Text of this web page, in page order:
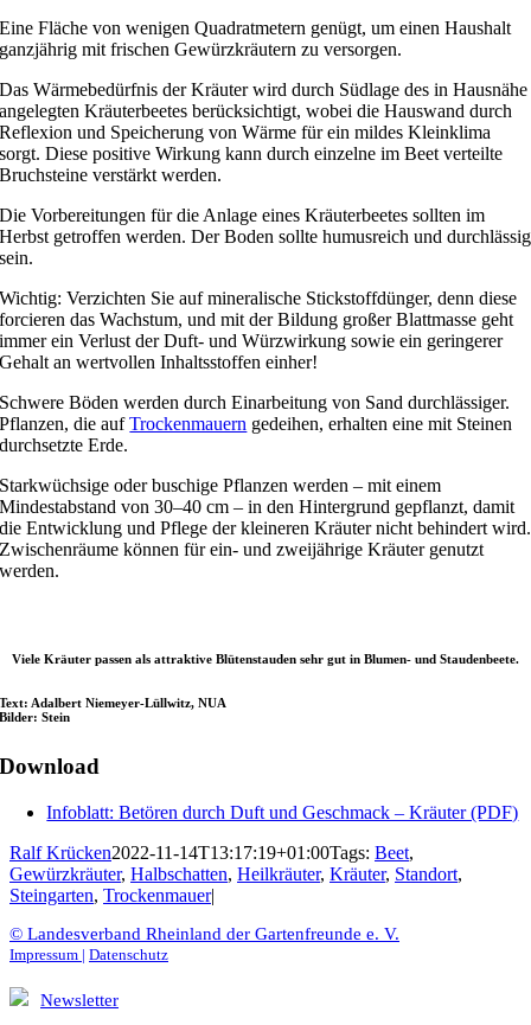
Eine Fläche von wenigen Quadratmetern genügt, um einen Haushalt
ganzjährig mit frischen Gewürzkräutern zu versorgen.
Das Wärmebedürfnis der Kräuter wird durch Südlage des in Hausnähe
angelegten Kräuterbeetes berücksichtigt, wobei die Hauswand durch
Reflexion und Speicherung von Wärme für ein mildes Kleinklima
sorgt. Diese positive Wirkung kann durch einzelne im Beet verteilte
Bruchsteine verstärkt werden.
Die Vorbereitungen für die Anlage eines Kräuterbeetes sollten im
Herbst getroffen werden. Der Boden sollte humusreich und durchlässig
sein.
Wichtig: Verzichten Sie auf mineralische Stickstoffdünger, denn diese
forcieren das Wachstum, und mit der Bildung großer Blattmasse geht
immer ein Verlust der Duft- und Würzwirkung sowie ein geringerer
Gehalt an wertvollen Inhaltsstoffen einher!
Schwere Böden werden durch Einarbeitung von Sand durchlässiger.
Pflanzen, die aufTrockenmauern gedeihen, erhalten eine mit Steinen
durchsetzte Erde.
Starkwüchsige oder buschige Pflanzen werden – mit einem
Mindestabstand von 30–40 cm – in den Hintergrund gepflanzt, damit
die Entwicklung und Pflege der kleineren Kräuter nicht behindert wird.
Zwischenräume können für ein- und zweijährige Kräuter genutzt
werden.
Viele Kräuter passen als attraktive Blütenstauden sehr gut in Blumen- und Staudenbeete.
Text: Adalbert Niemeyer-Lüllwitz, NUA
Bilder: Stein
Download
Infoblatt: Betören durch Duft und Geschmack – Kräuter (PDF)
Ralf Krücken2022-11-14T13:17:19+01:00Tags: Beet,
Gewürzkräuter, Halbschatten, Heilkräuter, Kräuter, Standort,
Steingarten, Trockenmauer|
© Landesverband Rheinland der Gartenfreunde e. V.
Impressum | Datenschutz
Newsletter